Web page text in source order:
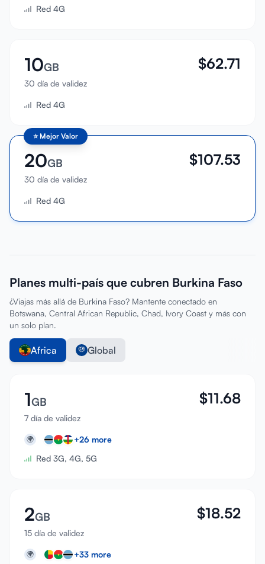
Red 4G
10GB
30 día de validez
$62.71
Red 4G
⭐ Mejor Valor
20GB
30 día de validez
$107.53
Red 4G
Planes multi-país que cubren Burkina Faso
¿Viajas más allá de Burkina Faso? Mantente conectado en
Botswana, Central African Republic, Chad, Ivory Coast y más con
un solo plan.
Africa Global
1GB
7 día de validez
$11.68
🌍 +26 more
Red 3G, 4G, 5G
2GB
15 día de validez
$18.52
🌍 +33 more